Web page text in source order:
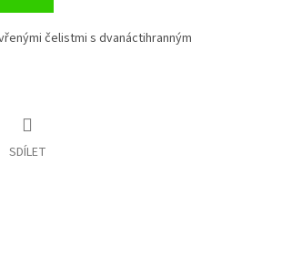
čelistmi s dvanáctihranným
SDÍLET